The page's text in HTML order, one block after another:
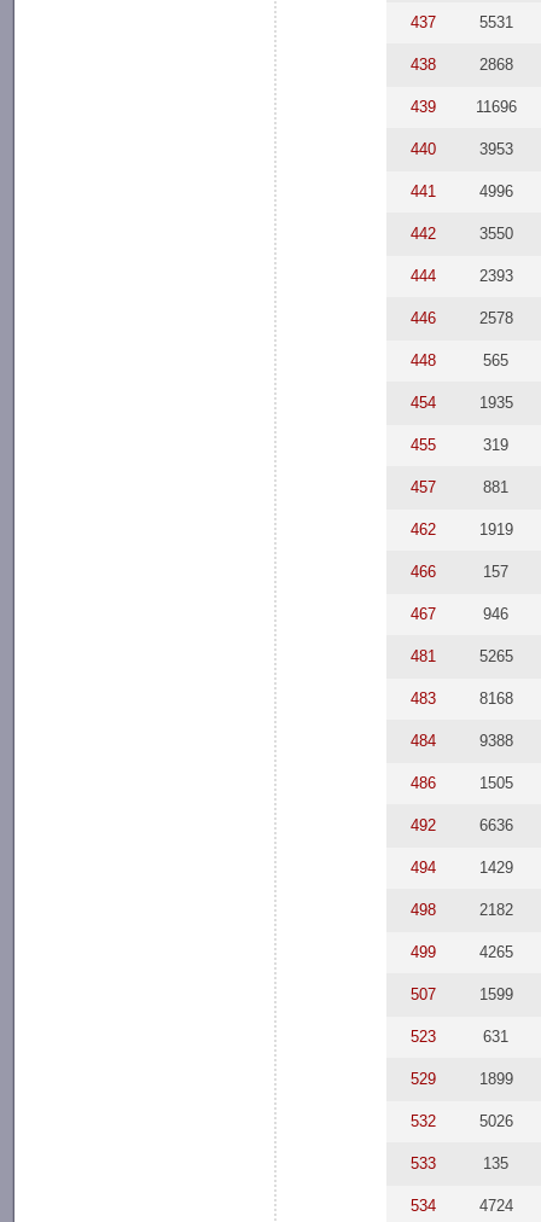
437 5531
438 2868
439 11696
440 3953
441 4996
442 3550
444 2393
446 2578
448 565
454 1935
455 319
457 881
462 1919
466 157
467 946
481 5265
483 8168
484 9388
486 1505
492 6636
494 1429
498 2182
499 4265
507 1599
523 631
529 1899
532 5026
533 135
534 4724